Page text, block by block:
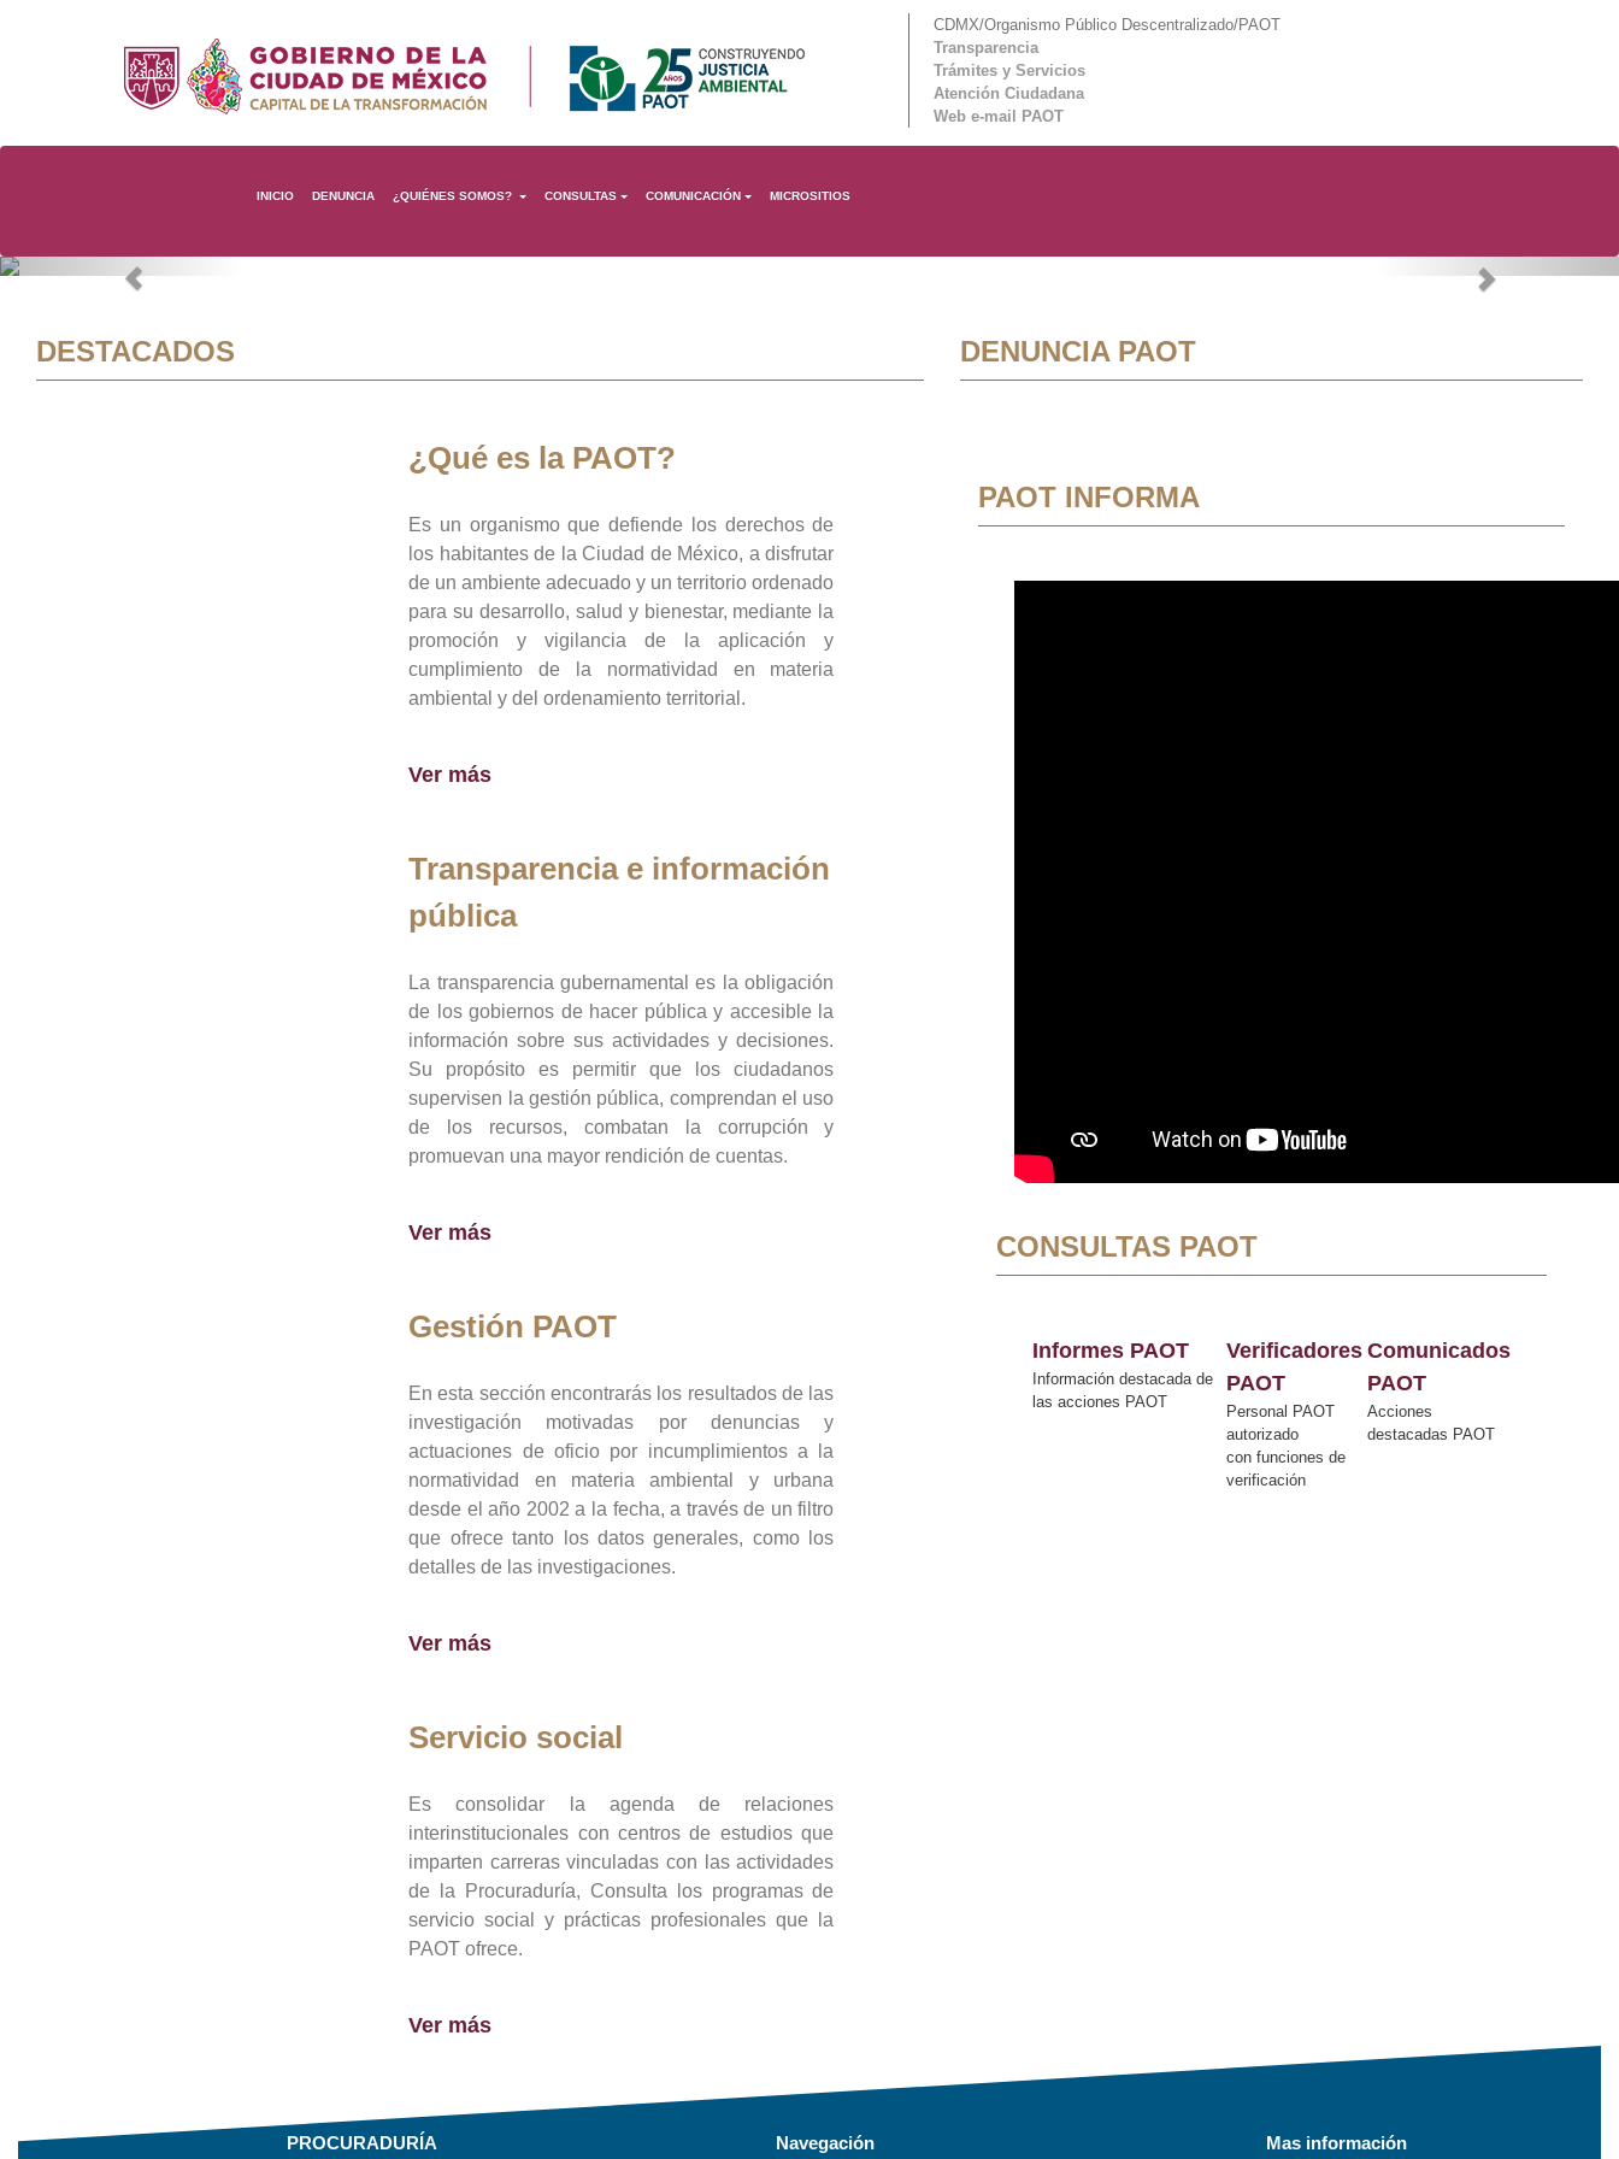
CDMX/Organismo Público Descentralizado/PAOT
Transparencia
Trámites y Servicios
Atención Ciudadana
Web e-mail PAOT
INICIO DENUNCIA ¿QUIÉNES SOMOS? CONSULTAS COMUNICACIÓN MICROSITIOS
Previous Next
DESTACADOS
¿Qué es la PAOT?
Es un organismo que defiende los derechos de
los habitantes de la Ciudad de México, a disfrutar
de un ambiente adecuado y un territorio ordenado
para su desarrollo, salud y bienestar, mediante la
promoción y vigilancia de la aplicación y
cumplimiento de la normatividad en materia
ambiental y del ordenamiento territorial.
Ver más
Transparencia e información
pública
La transparencia gubernamental es la obligación
de los gobiernos de hacer pública y accesible la
información sobre sus actividades y decisiones.
Su propósito es permitir que los ciudadanos
supervisen la gestión pública, comprendan el uso
de los recursos, combatan la corrupción y
promuevan una mayor rendición de cuentas.
Ver más
Gestión PAOT
En esta sección encontrarás los resultados de las
investigación motivadas por denuncias y
actuaciones de oficio por incumplimientos a la
normatividad en materia ambiental y urbana
desde el año 2002 a la fecha, a través de un filtro
que ofrece tanto los datos generales, como los
detalles de las investigaciones.
Ver más
Servicio social
Es consolidar la agenda de relaciones
interinstitucionales con centros de estudios que
imparten carreras vinculadas con las actividades
de la Procuraduría, Consulta los programas de
servicio social y prácticas profesionales que la
PAOT ofrece.
Ver más
DENUNCIA PAOT
PAOT INFORMA
CONSULTAS PAOT
Informes PAOT
Información destacada de
las acciones PAOT
Verificadores
PAOT
Personal PAOT
autorizado
con funciones de
verificación
Comunicados
PAOT
Acciones
destacadas PAOT
PROCURADURÍA Navegación Mas información